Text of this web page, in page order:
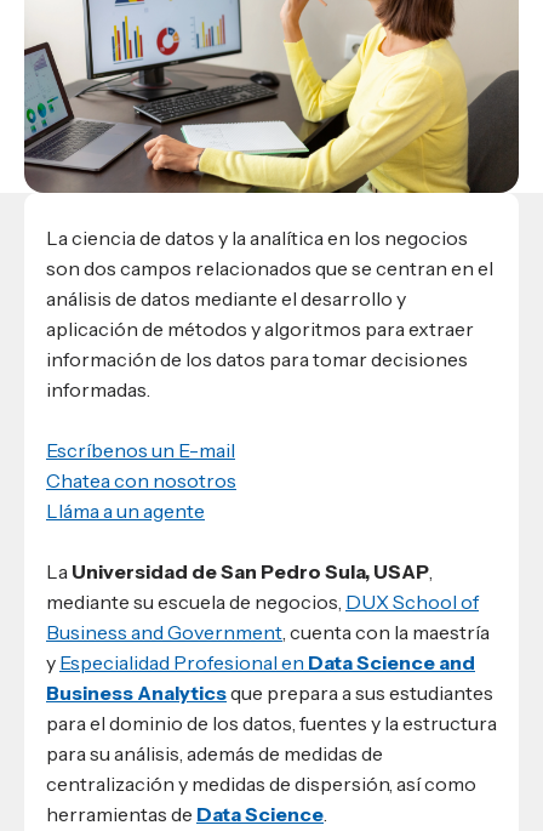
Escuela de Ciencias de la Comunicación
Escuela de Ciencias de la Salud
Escuela de Arquitectura
Ver toda la oferta académica
Escuela deNegocios
Datos de contacto
admisiones@usap.edu
+504 2561-8727
Ave. Circunvalación, San Pedro Sula,
Honduras, C.A.
EXCELENCIA USAP
Lifelong Learning University
Responsabilidad social y sostenibilidad
Empleabilidad
¿Que es USAP+?
RECURSOS
Guía de Servicios Académicos y Administrativos
Manual M365
Manual Moddle
Normas Académicas
Experiencias de alumnos
internacionales
Conocé experiencias
Evento
USAP integra RediEShn
Leer artículo
La ciencia de datos y la analítica en los negocios
son dos campos relacionados que se centran en el
análisis de datos mediante el desarrollo y
aplicación de métodos y algoritmos para extraer
información de los datos para tomar decisiones
informadas.
Escríbenos un E-mail
Chatea con nosotros
Lláma a un agente
La Universidad de San Pedro Sula, USAP
mediante su escuela de negocios, DUX School of
Business and Government , cuenta con la maestría
y Especialidad Profesional en Data Science and
Business Analyticsque prepara a sus estudiantes
para el dominio de los datos, fuentes y la estructura
para su análisis, además de medidas de
centralización y medidas de dispersión, así como
herramientas de Data Science